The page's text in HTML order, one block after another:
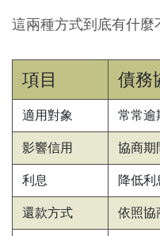
這兩種方式到底有什麼
項目 債務
適用對象 常常逾
影響信用 協商期
利息 降低利
還款方式 依照協